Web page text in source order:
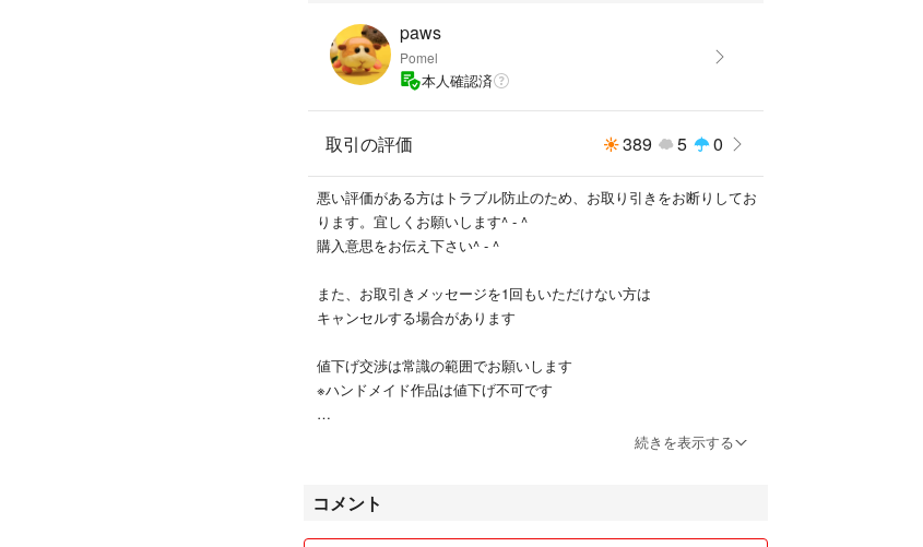
paws
Pomel
本人確認済
取引の評価 389 5 0
悪い評価がある方はトラブル防止のため、お取り引きをお断りしてお
ります。宜しくお願いします^ - ^
購入意思をお伝え下さい^ - ^
また、お取引きメッセージを1回もいただけない方は
キャンセルする場合があります
値下げ交渉は常識の範囲でお願いします
※ハンドメイド作品は値下げ不可です
梱包前に必ず確認していますが、見落としがある場合があります。神
も不愉快な思いをしました。
完璧を求める方は、実店舗で見て購入して下さい。
続きを表示する
コメント